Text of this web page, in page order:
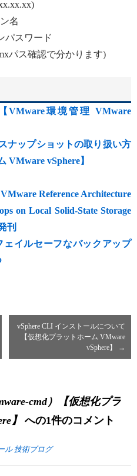
名
パスワード
パス確認で分かります)
VMware環境管理 VMware
ナップショットの取り扱い方
VMware vSphere】
Reference Architecture
on Local Solid-State Storage
刊
ェイルセーフなバックアップ
vSphere CLI インストールについて
【仮想化プラットホーム VMware
vSphere】
→
cmd）【仮想化プラ
】 への1件のコメント
ル 技術ブログ